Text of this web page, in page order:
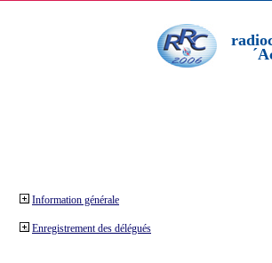
Information générale
Enregistrement des délégués